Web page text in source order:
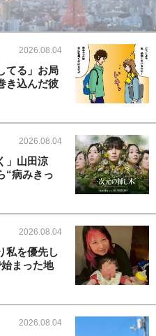
2026.08.04
てる」お局
き込んだ彼
2026.08.04
」山田涼
“病みきっ
2026.08.04
私を優先し
まった地
2026.08.04